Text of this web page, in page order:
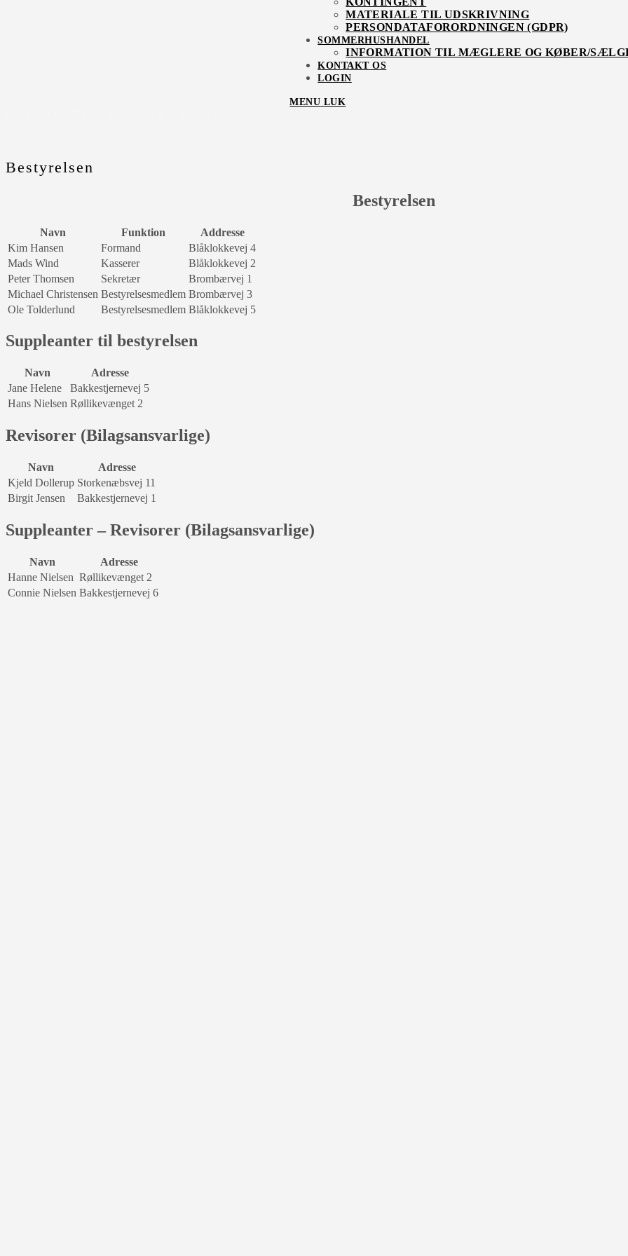
MATERIALE TIL UDSKRIVNING
PERSONDATAFORORDNINGEN (GDPR)
SOMMERHUSHANDEL
INFORMATION TIL MÆGLERE OG KØBER/
KONTAKT OS
LOGIN
MENU LUK
Bestyrelsen
Bestyrelsen
Navn Funktion
Addresse
Kim Hansen
Formand
Blåklokkevej 4
Mads Wind
Kasserer
Blåklokkevej 2
Peter Thomsen
Sekretær
Brombærvej 1
Michael Christensen Bestyrelsesmedlem Brombærvej 3
Ole Tolderlund
Bestyrelsesmedlem Blåklokkevej 5
Suppleanter til bestyrelsen
Navn
Adresse
Jane Helene
Bakkestjernevej 5
Hans Nielsen Røllikevænget 2
Revisorer (Bilagsansvarlige)
Navn
Adresse
Kjeld Dollerup Storkenæbsvej 11
Birgit Jensen
Bakkestjernevej 1
Suppleanter – Revisorer (Bilagsansvarlige)
Navn
Adresse
Hanne Nielsen Røllikevænget 2
Connie Nielsen Bakkestjernevej 6